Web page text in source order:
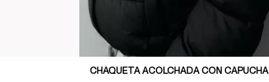
CHAQUETA ACOLCHADA CON CAPUCHA